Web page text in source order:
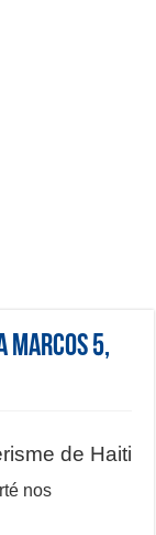
Marcos 5,
de Haiti
nos